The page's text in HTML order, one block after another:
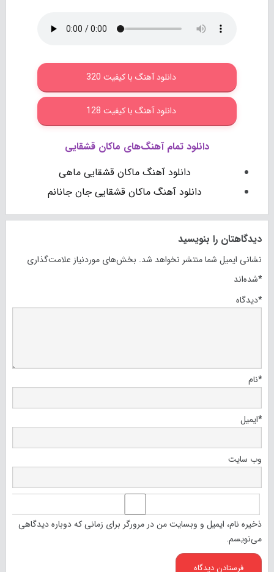
دانلود آهنگ با کیفیت 320
دانلود آهنگ با کیفیت 128
دانلود تمام آهنگ‌های ماکان قشقایی
دانلود آهنگ ماکان قشقایی ماهی
دانلود آهنگ ماکان قشقایی جان جانانم
دیدگاهتان را بنویسید
نشانی ایمیل شما منتشر نخواهد شد. بخش‌های موردنیاز علامت‌گذاری
شده‌اند*
دیدگاه*
نام*
ایمیل*
وب‌ سایت
ذخیره نام، ایمیل و وبسایت من در مرورگر برای زمانی که دوباره دیدگاهی
می‌نویسم.